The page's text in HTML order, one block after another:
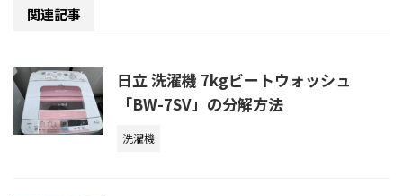
関連記事
日立 洗濯機 7kgビートウォッシュ
「BW-7SV」の分解方法
洗濯機